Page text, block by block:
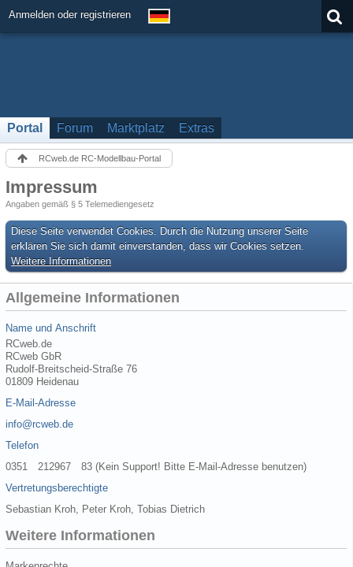
Anmelden oder registrieren
Portal Forum Marktplatz Extras
RCweb.de RC-Modellbau-Portal
Impressum
Angaben gemäß § 5 Telemediengesetz
Diese Seite verwendet Cookies. Durch die Nutzung unserer Seite
erklären Sie sich damit einverstanden, dass wir Cookies setzen.
Weitere Informationen
Allgemeine Informationen
Name und Anschrift
RCweb.de
RCweb GbR
Rudolf-Breitscheid-Straße 76
01809 Heidenau
E-Mail-Adresse
info@rcweb.de
Telefon
0351 212967 83 (Kein Support! Bitte E-Mail-Adresse benutzen)
Vertretungsberechtigte
Sebastian Kroh, Peter Kroh, Tobias Dietrich
Weitere Informationen